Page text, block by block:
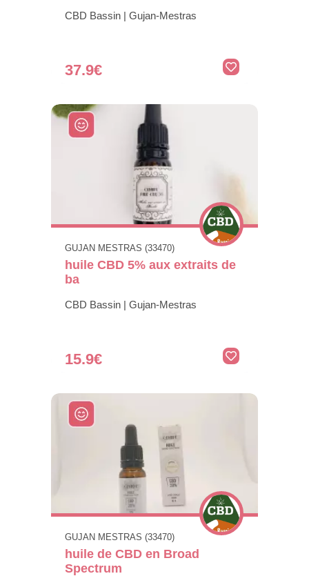
CBD Bassin | Gujan-Mestras
37.9€
GUJAN MESTRAS (33470)
huile CBD 5% aux extraits de
ba
CBD Bassin | Gujan-Mestras
15.9€
GUJAN MESTRAS (33470)
huile de CBD en Broad
Spectrum